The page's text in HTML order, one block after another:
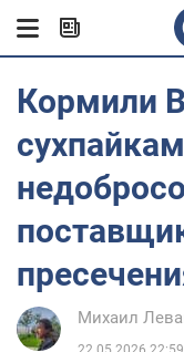
Кормили
Михаил